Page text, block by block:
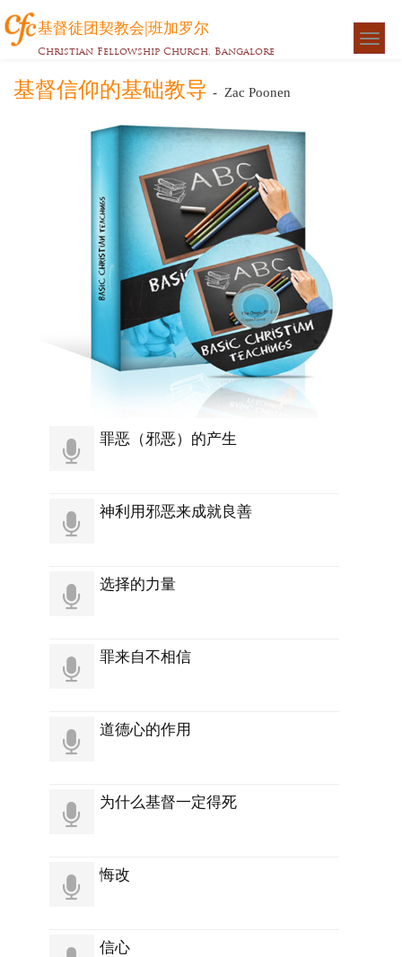
基督徒团契教会|班加罗尔
Christian Fellowship Church, Bangalore
基督信仰的基础教导 - Zac Poonen
罪恶（邪恶）的产生
神利用邪恶来成就良善
选择的力量
罪来自不相信
道德心的作用
为什么基督一定得死
悔改
信心